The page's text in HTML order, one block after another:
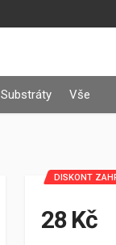
Substráty Vše
DISKONT
28 Kč